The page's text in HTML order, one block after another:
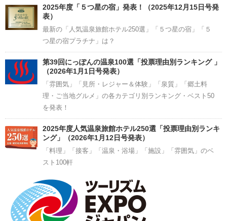
2025年度「５つ星の宿」発表！（2025年12月15日号発
表）
最新の「人気温泉旅館ホテル250選」「５つ星の宿」「５
つ星の宿プラチナ」は？
第39回にっぽんの温泉100選「投票理由別ランキング 」
（2026年1月1日号発表）
「雰囲気」「見所・レジャー＆体験」「泉質」「郷土料
理・ご当地グルメ」の各カテゴリ別ランキング・ベスト50
を発表！
2025年度人気温泉旅館ホテル250選「投票理由別ランキ
ング」（2026年1月12日号発表）
「料理」「接客」「温泉・浴場」「施設」「雰囲気」のベ
スト100軒